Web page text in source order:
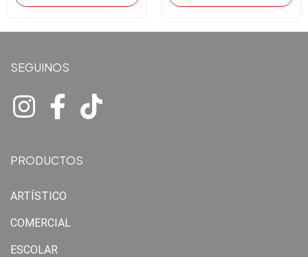
SEGUINOS
PRODUCTOS
ARTÍSTICO
COMERCIAL
ESCOLAR